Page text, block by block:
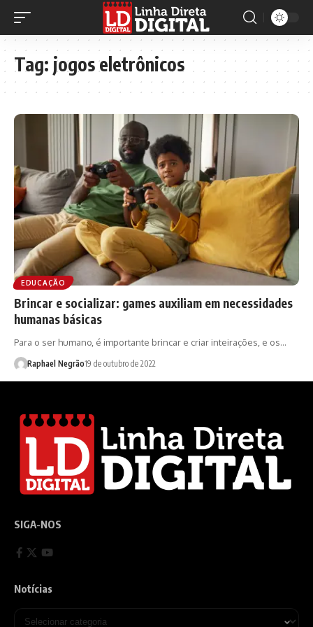
Tag: jogos eletrônicos
EDUCAÇÃO
Brincar e socializar: games auxiliam em necessidades
humanas básicas
Para o ser humano, é importante brincar e criar inteirações, e os…
Raphael Negrão19 de outubro de 2022
SIGA-NOS
Notícias